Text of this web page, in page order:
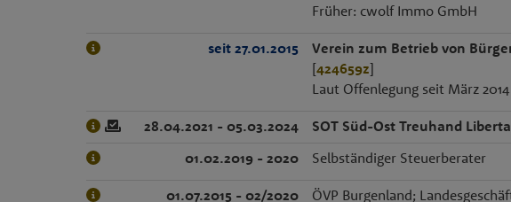
Früher: cwolf Immo GmbH
seit 27.01.2015 Verein zum Betrieb von
[424659z]
Laut Offenlegung seit März 2014
28.04.2021 - 05.03.2024 SOT Süd-Ost Treuhand
01.02.2019 - 2020
Selbständiger Steuerberater
01.07.2015 - 02/2020 ÖVP Burgenland;